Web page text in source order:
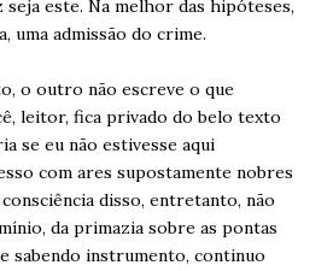
este. Na melhor das hipóteses,
uma admissão do crime.
o outro não escreve o que
leitor, fica privado do belo texto
se eu não estivesse aqui
com ares supostamente nobres
disso, entretanto, não
da primazia sobre as pontas
sabendo instrumento, continuo